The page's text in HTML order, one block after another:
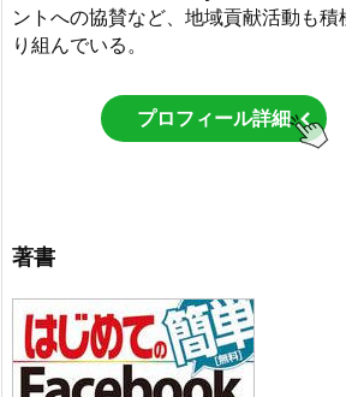
ントへの協賛など、地域貢献活動も積
り組んでいる。
プロフィール詳細
著書